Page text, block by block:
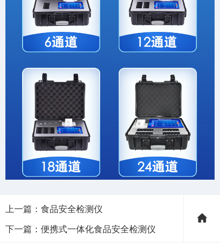
上一篇：食品安全检测仪
下一篇：便携式一体化食品安全检测仪